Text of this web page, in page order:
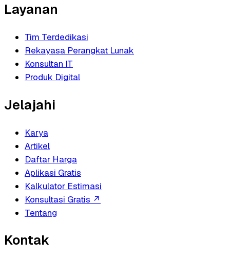
Layanan
Tim Terdedikasi
Rekayasa Perangkat Lunak
Konsultan IT
Produk Digital
Jelajahi
Karya
Artikel
Daftar Harga
Aplikasi Gratis
Kalkulator Estimasi
Konsultasi Gratis ↗
Tentang
Kontak